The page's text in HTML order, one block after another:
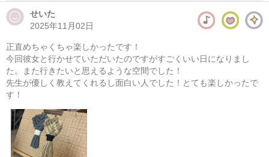
せいた
2025年11月02日
正直めちゃくちゃ楽しかったです！
今回彼女と行かせていただいたのですがすごくいい日になりまし
た。また行きたいと思えるような空間でした！
先生が優しく教えてくれるし面白い人でした！とても楽しかったで
す！